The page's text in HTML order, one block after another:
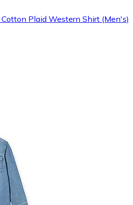
Plaid Western Shirt (Men's)